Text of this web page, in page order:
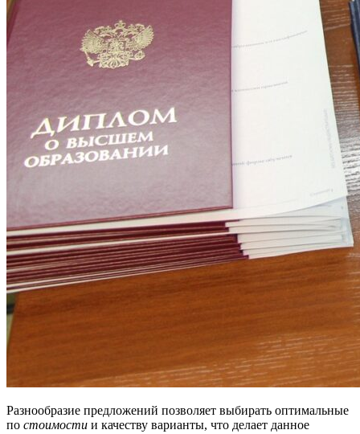
Разнообразие предложений позволяет выбирать оптимальные
по стоимости и качеству варианты, что делает данное